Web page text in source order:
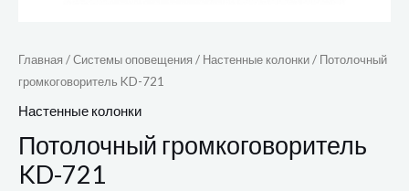
Главная /Системы оповещения / Настенные колонки/ Потолочный
громкоговоритель KD-721
Настенные колонки
Потолочный громкоговоритель
KD-721